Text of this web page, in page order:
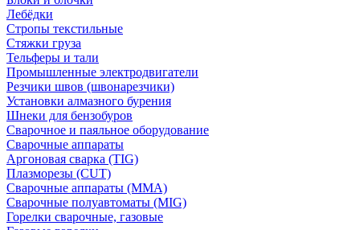
Лебёдки
Стропы текстильные
Стяжки груза
Тельферы и тали
Промышленные электродвигатели
Резчики швов (швонарезчики)
Установки алмазного бурения
Шнеки для бензобуров
Сварочное и паяльное оборудование
Сварочные аппараты
Аргоновая сварка (TIG)
Плазморезы (CUT)
Сварочные аппараты (MMA)
Сварочные полуавтоматы (MIG)
Горелки сварочные, газовые